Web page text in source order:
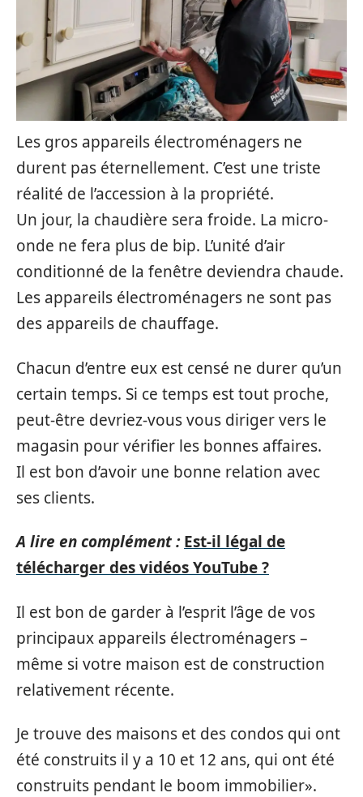
Les gros appareils électroménagers ne
durent pas éternellement. C’est une triste
réalité de l’accession à la propriété.
Un jour, la chaudière sera froide. La micro-
onde ne fera plus de bip. L’unité d’air
conditionné de la fenêtre deviendra chaude.
Les appareils électroménagers ne sont pas
des appareils de chauffage.
Chacun d’entre eux est censé ne durer qu’un
certain temps. Si ce temps est tout proche,
peut-être devriez-vous vous diriger vers le
magasin pour vérifier les bonnes affaires.
Il est bon d’avoir une bonne relation avec
ses clients.
A lire en complément : Est-il légal de
télécharger des vidéos YouTube ?
Il est bon de garder à l’esprit l’âge de vos
principaux appareils électroménagers –
même si votre maison est de construction
relativement récente.
Je trouve des maisons et des condos qui ont
été construits il y a 10 et 12 ans, qui ont été
construits pendant le boom immobilier».